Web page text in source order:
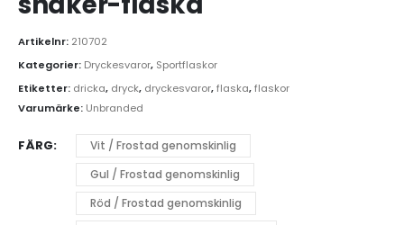
Artikelnr: 210702
Kategorier: Dryckesvaror, Sportflaskor
Etiketter: dricka, dryck, dryckesvaror,flaska,flaskor
Varumärke: Unbranded
FÄRG
Vit / Frostad genomskinlig
Gul / Frostad genomskinlig
Röd / Frostad genomskinlig